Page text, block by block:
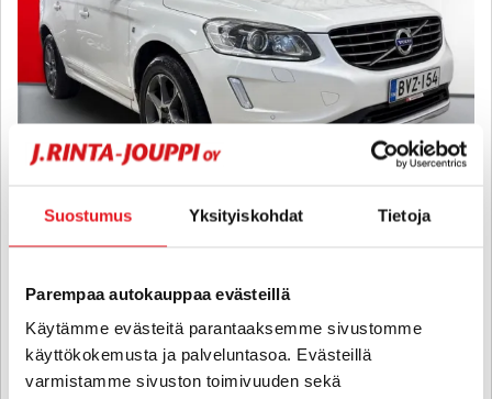
Suostumus Yksityiskohdat Tietoja
Parempaa autokauppaa evästeillä
Käytämme evästeitä parantaaksemme sivustomme
käyttökokemusta ja palveluntasoa. Evästeillä
varmistamme sivuston toimivuuden sekä
Volvo XC60
D5 AWD Ocean Race aut - 6 kk korotonta ja kulutonta maksuaikaa!
- Vetokoukku, Webasto, Jakohihna 9/24, Nahkaverhoilu, Xenon
Ajovalot, Navigointi, Sähkökontti, Vakkari, Bluetooth, Etu+Taka
Tutkat, 2x Renkaat
2015 , Automaatti, Diesel, 278 000 km